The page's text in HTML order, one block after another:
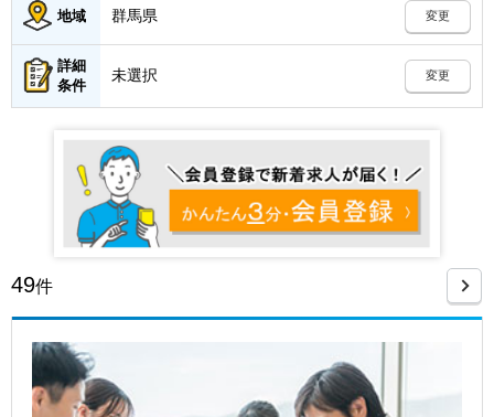
地域 群馬県 変更
詳細
条件
未選択 変更
49件